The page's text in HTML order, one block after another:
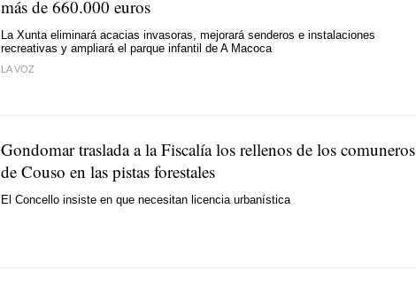
más de 660.000 euros
La Xunta eliminará acacias invasoras, mejorará senderos e instalaciones
recreativas y ampliará el parque infantil de A Macoca
LA VOZ
Gondomar traslada a la Fiscalía los rellenos de los comuneros
de Couso en las pistas forestales
El Concello insiste en que necesitan licencia urbanística